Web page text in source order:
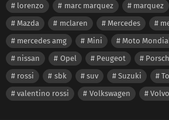
lorenzo
marc marquez marquez
Mazda
mclaren Mercedes
mercedes amg
Mini Moto
nissan
Opel Peugeot
rossi
sbk suv Suzuki
valentino rossi
Volkswagen Volvo